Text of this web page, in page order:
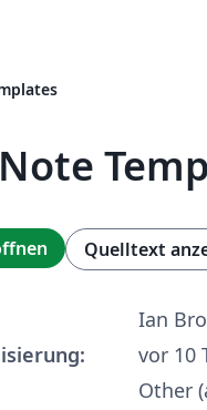
Note
Quelltext
Ian
vor 10
Other